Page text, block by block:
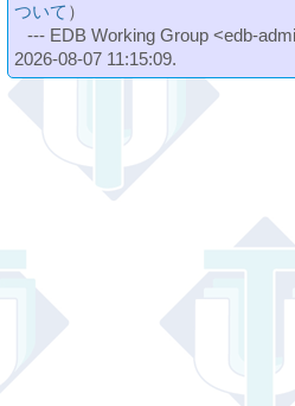
ついて ）
--- EDB Working Group <edb-
2026-08-07 11:15:09.